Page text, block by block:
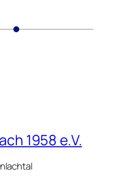
1958 e.V.